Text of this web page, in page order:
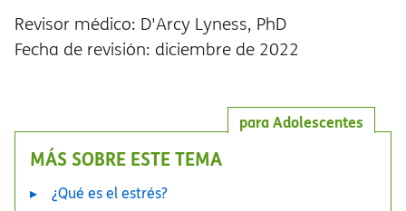
Revisor médico: D'Arcy Lyness, PhD
Fecha de revisión: diciembre de 2022
para Adolescentes
MÁS SOBRE ESTE TEMA
¿Qué es el estrés?